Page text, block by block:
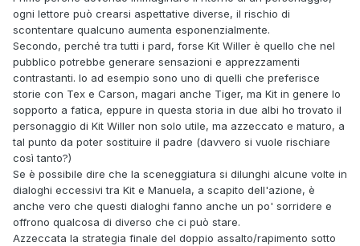
ogni lettore può crearsi aspettative diverse, il rischio di
scontentare qualcuno aumenta esponenzialmente.
Secondo, perché tra tutti i pard, forse Kit Willer è quello che nel
pubblico potrebbe generare sensazioni e apprezzamenti
contrastanti. Io ad esempio sono uno di quelli che preferisce
storie con Tex e Carson, magari anche Tiger, ma Kit in genere lo
sopporto a fatica, eppure in questa storia in due albi ho trovato il
personaggio di Kit Willer non solo utile, ma azzeccato e maturo, a
tal punto da poter sostituire il padre (davvero si vuole rischiare
così tanto?)
Se è possibile dire che la sceneggiatura si dilunghi alcune volte in
dialoghi eccessivi tra Kit e Manuela, a scapito dell'azione, è
anche vero che questi dialoghi fanno anche un po' sorridere e
offrono qualcosa di diverso che ci può stare.
Azzeccata la strategia finale del doppio assalto/rapimento sotto